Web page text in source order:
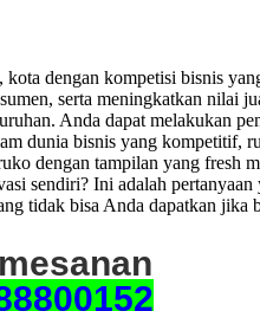
dengan kompetisi bisnis
serta meningkatkan nilai
Anda dapat melakukan
dunia bisnis yang kompetitif,
dengan tampilan yang fresh
sendiri? Ini adalah
tidak bisa Anda dapatkan jika